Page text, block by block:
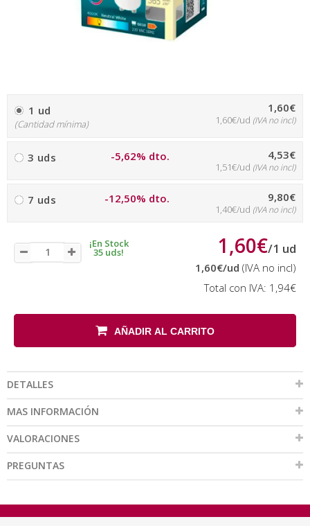
1 ud
(Cantidad mínima)
1,60€
1,60€/ud (IVA no incl)
3 uds -5,62% dto. 4,53€
1,51€/ud (IVA no incl)
7 uds -12,50% dto. 9,80€
1,40€/ud (IVA no incl)
¡En Stock
35 uds! 1,60€/1 ud
1,60€/ud (IVA no incl)
Total con IVA: 1,94€
AÑADIR AL CARRITO
DETALLES
MAS INFORMACIÓN
VALORACIONES
PREGUNTAS